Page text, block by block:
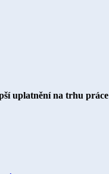
uplatnění na trhu práce